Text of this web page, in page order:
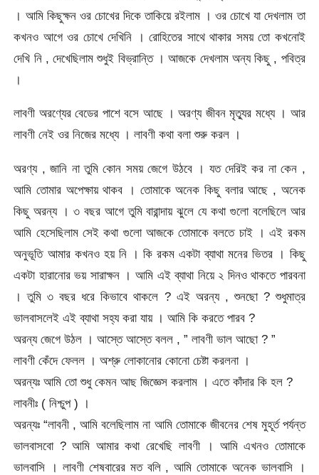
। আমি কিছুক্ষন ওর চোখের দিকে তাকিয়ে রইলাম । ওর চোখে যা দেখলাম তা
কখনও আগে ওর চোখে দেখিনি । রোহিতের সাথে থাকার সময় তো কখনোই
দেখি নি , দেখেছিলাম শুধুই বিভ্রান্তি । আজকে দেখলাম অন্য কিছু , পবিত্র
।
লাবণী অরণ্যের বেডের পাশে বসে আছে । অরণ্য জীবন মৃত্যুর মধ্যে । আর
লাবণী নেই ওর নিজের মধ্যে । লাবণী কথা বলা শুরু করল ।
অরণ্য , জানি না তুমি কোন সময় জেগে উঠবে । যত দেরিই কর না কেন ,
আমি তোমার অপেক্ষায় থাকব । তোমাকে অনেক কিছু বলার আছে , অনেক
কিছু অরন্য । ৩ বছর আগে তুমি বারান্দায় ঝুলে যে কথা গুলো বলেছিলে আর
আমি হেসেছিলাম সেই কথা গুলো আজকে তোমাকে বলতে চাই । এই রকম
অনুভূতি আমার কখনও হয় নি । কি রকম একটা ব্যাথা মনের ভিতর । কিছু
একটা হারানোর ভয় সারাক্ষন । আমি এই ব্যাথা নিয়ে ২ দিনও থাকতে পারবনা
। তুমি ৩ বছর ধরে কিভাবে থাকলে ? এই অরন্য , শুনছো ? শুধুমাত্র
ভালবাসলেই এই ব্যাথা সহ্য করা যায় । আমি কি করতে পারব ?
অরন্য জেগে উঠল । আস্তে আস্তে বলল , ” লাবণী ভাল আছো ? ”
লাবণী কেঁদে ফেলল । অশ্রু লোকানোর কোনো চেষ্টা করলনা ।
অরন্যঃ আমি তো শুধু কেমন আছ জিজ্ঞেস করলাম । এতে কাঁদার কি হল ?
লাবনীঃ ( নিশ্চুপ ) ।
অরন্যঃ “লাবনী , আমি বলেছিলাম না আমি তোমাকে জীবনের শেষ মুহূর্ত পর্যন্ত
ভালবাসবো ? আমি আমার কথা রেখেছি লাবণী । আমি এখনও তোমাকে
ভালবাসি । লাবণী শেষবারের মত বলি , আমি তোমাকে অনেক ভালবাসি ।